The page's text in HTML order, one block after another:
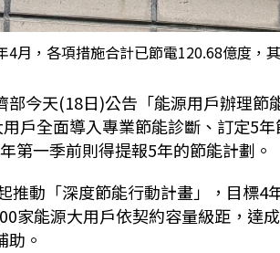
月，各項措施合計已節電120.68億度，
今天(18日)公告「能源用戶辦理節
戶全面導入專業節能診斷、訂定5
第一季前則得提報5年的節能計劃。
推動「深度節能行動計畫」，目標4
家能源大用戶依契約容量級距，達
。